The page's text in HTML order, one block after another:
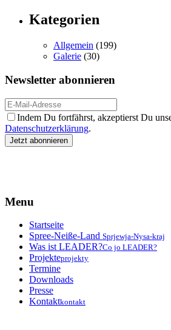
Kategorien
Allgemein (199)
Galerie (30)
Newsletter abonnieren
Indem Du fortfährst, akzeptierst Du
Datenschutzerklärung.
Menu
Startseite
Spree-Neiße-Land Sprjewja-Nysa-kraj
Was ist LEADER?Co jo LEADER?
Projekteprojekty
Termine
Downloads
Presse
Kontaktkontakt